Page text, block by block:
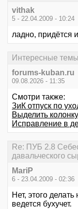
vithak
5 - 22.04.2009 - 10:24
ладно, придётся
Интересные темы
forums-kuban.ru
09.08.2026 - 11:35
Смотри также:
ЗиК отпуск по
Выделить
Исправление в
Re: ПУБ 2.8
давальческого
МаriP
6 - 23.04.2009 - 02:36
Нет, этого
ведется бухучет.